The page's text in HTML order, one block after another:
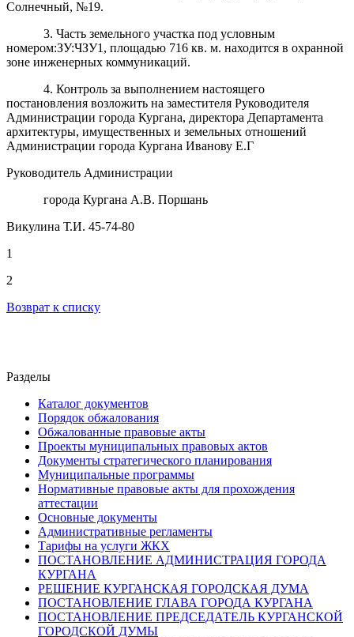
Солнечный, №19.
3. Часть земельного участка под условным
номером:ЗУ:ЧЗУ1, площадью 716 кв. м. находится в охранной
зоне инженерных коммуникаций.
4. Контроль за выполнением настоящего
постановления возложить на заместителя Руководителя
Администрации города Кургана, директора Департамента
архитектуры, имущественных и земельных отношений
Администрации города Кургана Иванову Е.Г
Руководитель Администрации
города Кургана А.В. Поршань
Викулина Т.И. 45-74-80
1
2
Возврат к списку
Разделы
Каталог документов
Порядок обжалования
Обжалованные правовые акты
Проекты муниципальных правовых актов
Документы стратегического планирования
Муниципальные программы
Нормативные правовые акты для прохождения
аттестации
Основные документы
Административные регламенты
Тарифы на услуги ЖКХ
ПОСТАНОВЛЕНИЕ АДМИНИСТРАЦИЯ ГОРОДА
КУРГАНА
РЕШЕНИЕ КУРГАНСКАЯ ГОРОДСКАЯ ДУМА
ПОСТАНОВЛЕНИЕ ГЛАВА ГОРОДА КУРГАНА
ПОСТАНОВЛЕНИЕ ПРЕДСЕДАТЕЛЬ КУРГАНСКОЙ
ГОРОДСКОЙ ДУМЫ